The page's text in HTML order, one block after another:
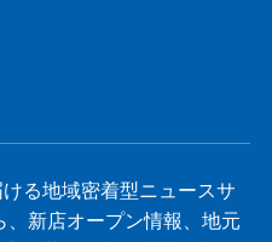
る地域密着型ニュースサ
新店オープン情報、地元